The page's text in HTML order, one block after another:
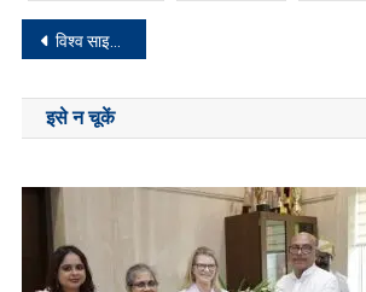
Post
navigation
विश्व साइकिल दिवस के उपलक्ष्य में फिट इंडिया संडे ऑन साइकिल का भव्य आयोजन
इसे न चूकें